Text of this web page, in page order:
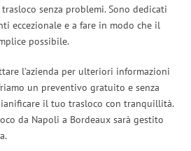
senza problemi. Sono dedicati
eccezionale e a fare in modo che il
possibile.
l’azienda per ulteriori informazioni
un preventivo gratuito e senza
il tuo trasloco con tranquillità.
da Napoli a Bordeaux sarà gestito